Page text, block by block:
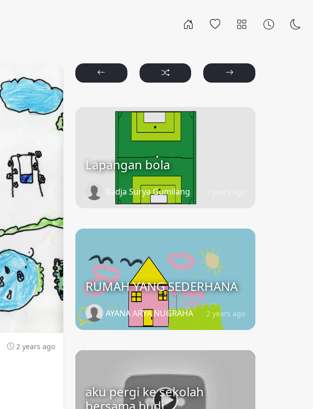
2 years ago
Lapangan bola
Radja Surya Gumilang
RUMAH YANG SEDERHANA
AYANA ARYA NUGRAHA 2 years ago
aku pergi ke sekolah
bersama budi